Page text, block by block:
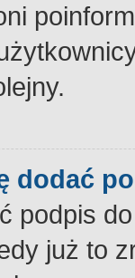
dodać
podpis
już to